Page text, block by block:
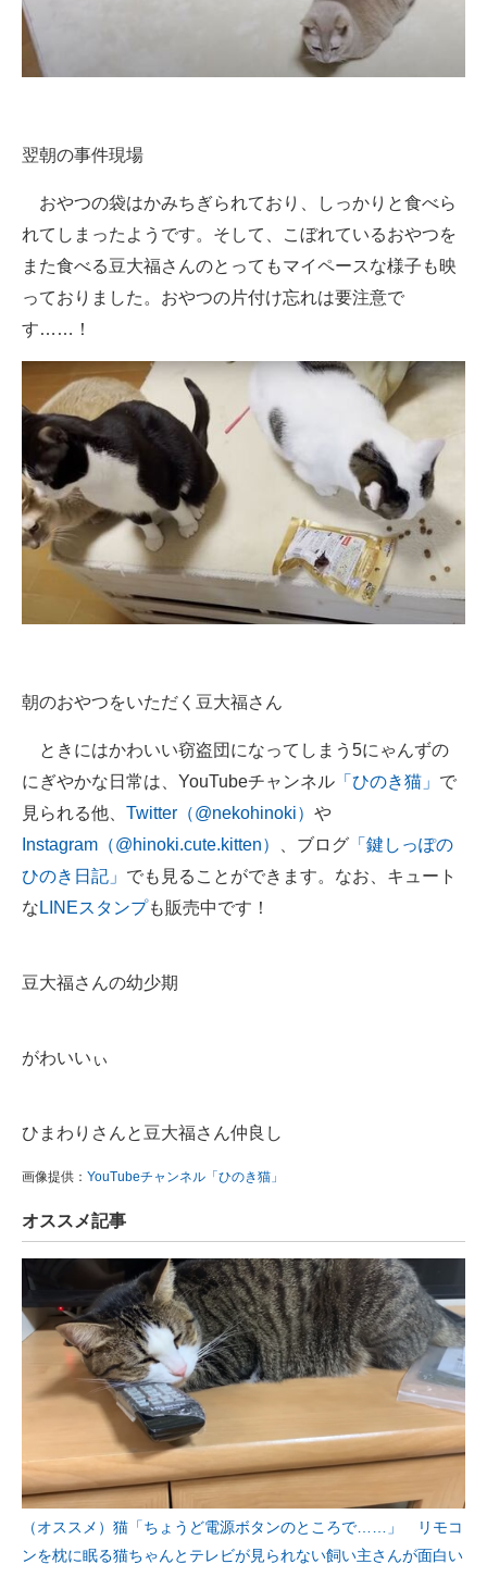
翌朝の事件現場
おやつの袋はかみちぎられており、しっかりと食べら
れてしまったようです。そして、こぼれているおやつを
また食べる豆大福さんのとってもマイペースな様子も映
っておりました。おやつの片付け忘れは要注意で
す……！
朝のおやつをいただく豆大福さん
ときにはかわいい窃盗団になってしまう5にゃんずの
にぎやかな日常は、YouTubeチャンネル 「ひのき猫」 で
見られる他、 Twitter（@nekohinoki） や
Instagram（@hinoki.cute.kitten）
、ブログ 「鍵しっぽの
ひのき日記」 でも見ることができます。なお、キュート
な LINEスタンプも販売中です！
豆大福さんの幼少期
がわいいぃ
ひまわりさんと豆大福さん仲良し
画像提供： YouTubeチャンネル「ひのき猫」
オススメ記事
（オススメ）猫「ちょうど電源ボタンのところで……」 リモコ
ンを枕に眠る猫ちゃんとテレビが見られない飼い主さんが面白い